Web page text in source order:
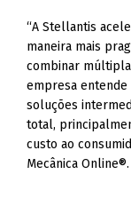
“A Stellantis
maneira mais
combinar
empresa entende
soluções
total,
custo ao
Mecânica Online®.